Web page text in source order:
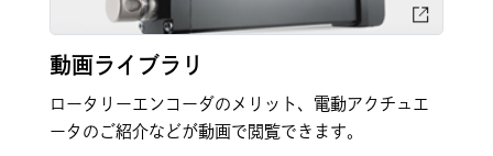
動画ライブラリ
ロータリーエンコーダのメリット、電動アクチュエ
ータのご紹介などが動画で閲覧できます。